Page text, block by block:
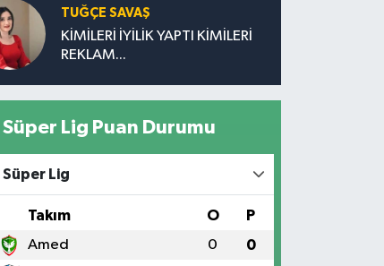
TUĞÇE SAVAŞ
KİMİLERİ İYİLİK YAPTI KİMİLERİ
REKLAM...
Süper Lig Puan Durumu
Süper Lig
Takım O P
Amed 0 0